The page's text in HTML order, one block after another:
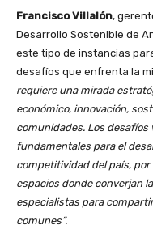
Francisco Villalón,
Desarrollo Sostenible de
este tipo de instancias
desafíos que enfrenta la
requiere una mirada
económico, innovación,
comunidades. Los desafíos
fundamentales para el
competitividad del país,
espacios donde converjan
especialistas para
comunes”.